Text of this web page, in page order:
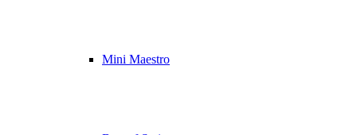
Mini Maestro